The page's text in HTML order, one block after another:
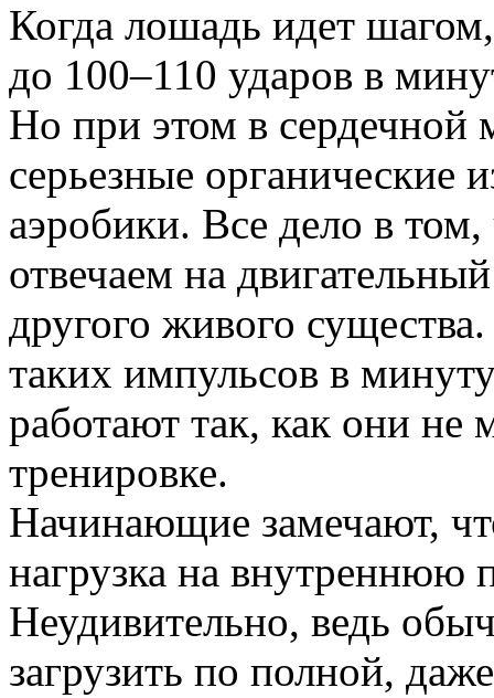
Когда лошадь идет
до 100–110 ударов в
Но при этом в сердечной
серьезные органические
аэробики. Все дело в
отвечаем на
другого живого
таких импульсов в
работают так, как они не
тренировке.
Начинающие замечают,
нагрузка на внутреннюю
Неудивительно, ведь
загрузить по полной,